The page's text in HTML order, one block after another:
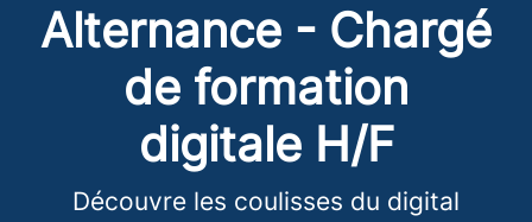
Alternance - Chargé
de formation
digitale H/F
Découvre les coulisses du digital